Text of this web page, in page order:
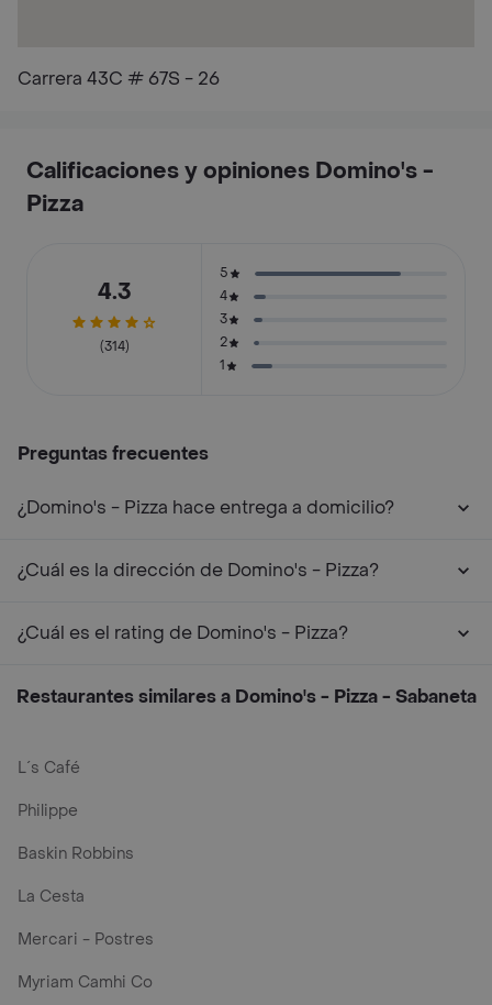
Carrera 43C # 67S - 26
Calificaciones y opiniones Domino's -
Pizza
4.3
(314)
5
4
3
2
1
Preguntas frecuentes
¿Domino's - Pizza hace entrega a domicilio?
¿Cuál es la dirección de Domino's - Pizza?
¿Cuál es el rating de Domino's - Pizza?
Restaurantes similares a Domino's - Pizza - Sabaneta
L´s Café
Philippe
Baskin Robbins
La Cesta
Mercari - Postres
Myriam Camhi Co